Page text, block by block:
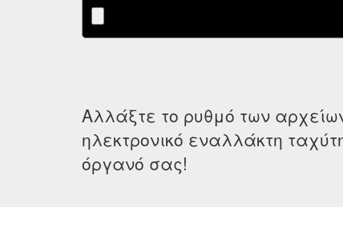
Αλλάξτε το ρυθμό των
ηλεκτρονικό εναλλάκτη
όργανό σας!